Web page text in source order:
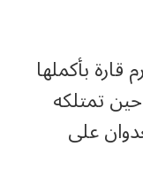
بأكملها
تمتلكه
على